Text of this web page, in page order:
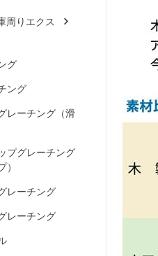
周りエクス
グ
ング
レーチング（滑
プグレーチング
）
レーチング
レーチング